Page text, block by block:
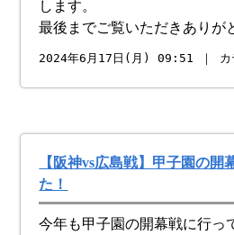
します。
最後までご覧いただきありが
2024年6月17日(月) 09:51 ｜ カ
【阪神vs広島戦】甲子園の開
た！
今年も甲子園の開幕戦に行っ